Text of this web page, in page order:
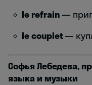
le refrain —
le couplet—
Софья Лебедева,
языка и музыки